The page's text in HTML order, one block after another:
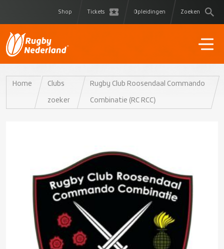
Shop Tickets Opleidingen Zoeken
Home Clubs
zoeker
Rugby Club Roosendaal Commando
Combinatie (RC RCC)